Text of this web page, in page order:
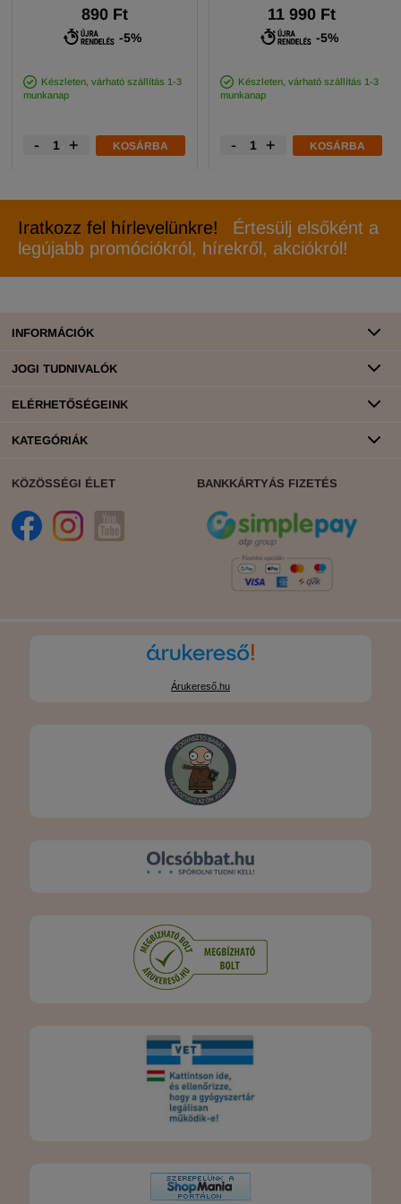
890 Ft
-5%
Készleten, várható szállítás 1-3
munkanap
- + KOSÁRBA
11 990 Ft
-5%
Készleten, várható szállítás 1-3
munkanap
- + KOSÁRBA
Iratkozz fel hírlevelünkre!
Értesülj elsőként a
legújabb promóciókról, hírekről, akciókról!
INFORMÁCIÓK
JOGI TUDNIVALÓK
ELÉRHETŐSÉGEINK
KATEGÓRIÁK
KÖZÖSSÉGI ÉLET BANKKÁRTYÁS FIZETÉS
Árukereső.hu